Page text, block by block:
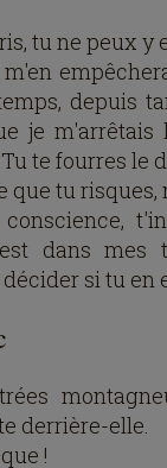
tu ne peux y
depuis
je m'arrêtais
te fourres le
que tu risques,
dans mes
si tu en
derrière-elle.
!